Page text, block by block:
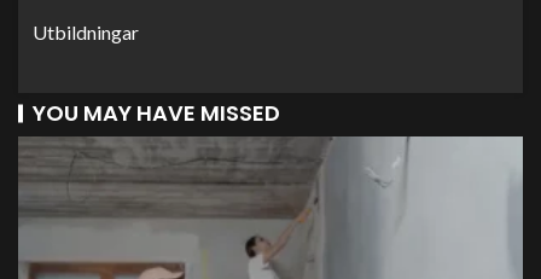
Utbildningar
YOU MAY HAVE MISSED